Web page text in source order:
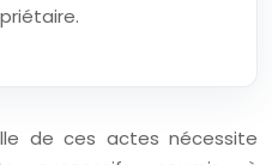
de ces actes nécessite